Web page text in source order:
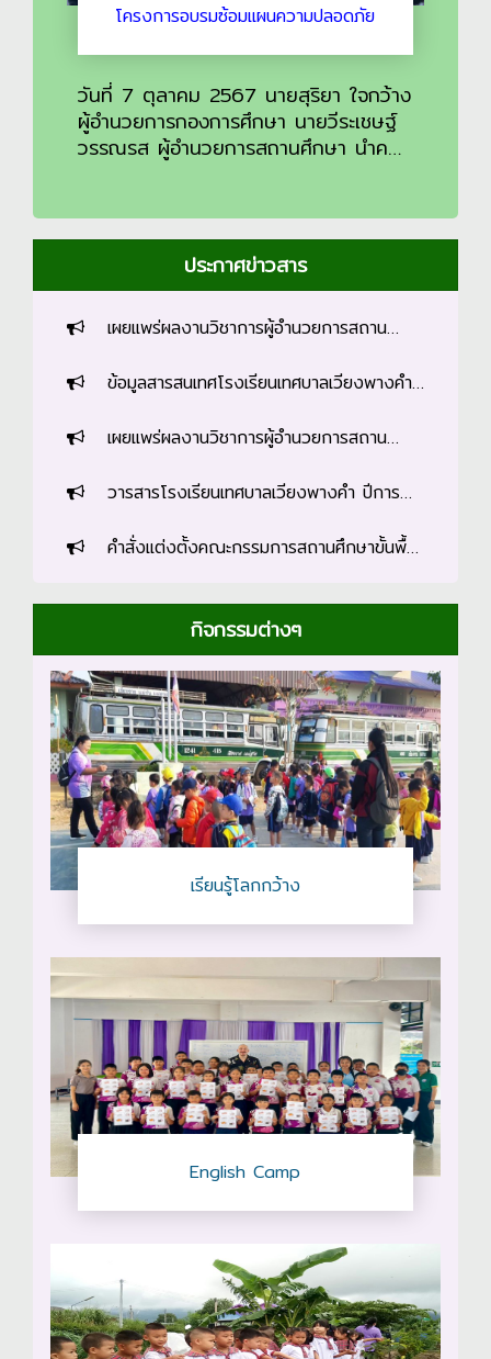
โครงการอบรมซ้อมแผนความปลอดภัย
วันที่ 7 ตุลาคม 2567 นายสุริยา ใจกว้าง
ผู้อำนวยการกองการศึกษา นายวีระเชษฐ์
วรรณรส ผู้อำนวยการสถานศึกษา นำคณะ
ปลอดภัย โดยมีการซ้อมแผนความ
ปลอดภัยเกี่ยวกับเเผนป้องกันเเละระงับอัคคี
ภัย (หรือไฟไหม้) มีการซ้อมเสมือนจริงได้
สาธารณสุข ร่ว
ประกาศข่าวสาร
เผยแพร่ผลงานวิชาการผู้อำนวยการสถาน
วรรณรส) การประเมินโครงการส่งเสริมศักยภาพผู้
เรียนด้านภาษาไทย
ข้อมูลสารสนเทศโรงเรียนเทศบาลเวียงพางคำ
เผยแพร่ผลงานวิชาการผู้อำนวยการสถาน
วรรณรส)
วารสารโรงเรียนเทศบาลเวียงพางคำ ปีการ
คำสั่งแต่งตั้งคณะกรรมการสถานศึกษาขั้นพื้น
กิจกรรมต่างๆ
เรียนรู้โลกกว้าง
English Camp